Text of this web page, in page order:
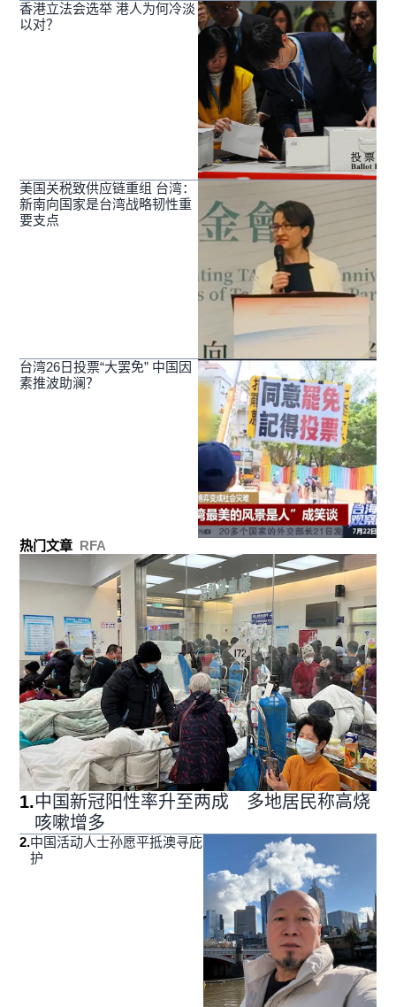
香港立法会选举 港人为何冷淡
以对？
美国关税致供应链重组 台湾：
新南向国家是台湾战略韧性重
要支点
台湾26日投票“大罢免” 中国因
素推波助澜？
热门文章 RFA
1.中国新冠阳性率升至两成 多地居民称高烧
咳嗽增多
2.中国活动人士孙愿平抵澳寻庇
护